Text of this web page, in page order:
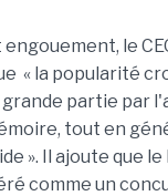
le
« la popularité
partie par
tout en
». Il ajoute que le
comme un